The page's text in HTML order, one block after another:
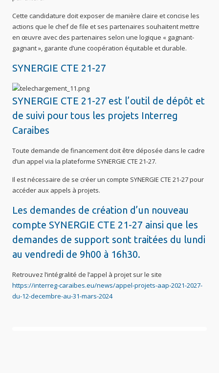
Cette candidature doit exposer de manière claire et concise les
actions que le chef de file et ses partenaires souhaitent mettre
en œuvre avec des partenaires selon une logique « gagnant-
gagnant », garante d’une coopération équitable et durable.
SYNERGIE CTE 21-27
SYNERGIE CTE 21-27 est l’outil de dépôt et
de suivi pour tous les projets Interreg
Caraibes
Toute demande de financement doit être déposée dans le cadre
d’un appel via la plateforme SYNERGIE CTE 21-27.
Il est nécessaire de se créer un compte SYNERGIE CTE 21-27 pour
accéder aux appels à projets.
Les demandes de création d’un nouveau
compte SYNERGIE CTE 21-27 ainsi que les
demandes de support sont traitées du lundi
au vendredi de 9h00 à 16h30.
Retrouvez l’intégralité de l’appel à projet sur le site
https://interreg-caraibes.eu/news/appel-projets-aap-2021-2027-
du-12-decembre-au-31-mars-2024